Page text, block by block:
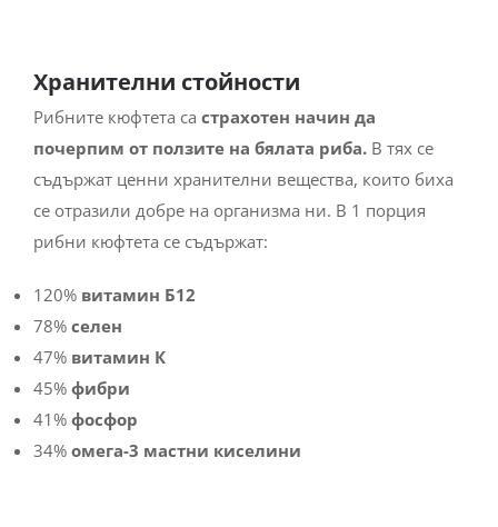
Хранителни стойности
Рибните кюфтета са страхотен начин да
почерпим от ползите на бялата риба.В тях се
съдържат ценни хранителни вещества, които биха
се отразили добре на организма ни. В 1 порция
рибни кюфтета се съдържат:
120%витамин Б12
78% селен
47% витамин К
45% фибри
41% фосфор
34% омега-3 мастни киселини